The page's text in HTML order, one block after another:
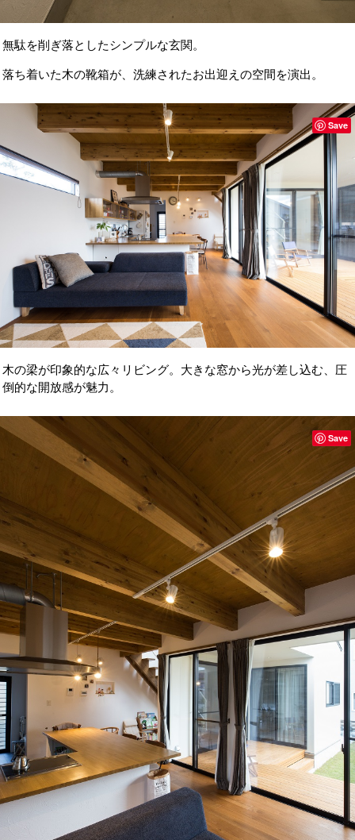
無駄を削ぎ落としたシンプルな玄関。
落ち着いた木の靴箱が、洗練されたお出迎えの空間を演出。
木の梁が印象的な広々リビング。大きな窓から光が差し込む、圧
倒的な開放感が魅力。
Save
Save